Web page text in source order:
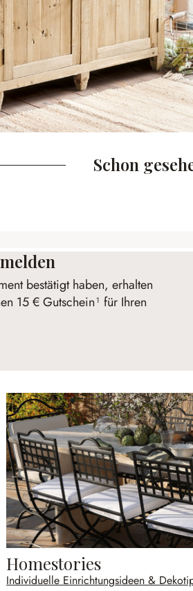
Schon
bestätigt haben, erhalten
15 € Gutschein¹ für Ihren
Homestories
Individuelle Einrichtungsideen &